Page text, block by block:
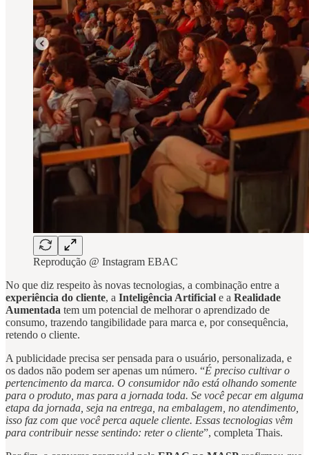
Reprodução @ Instagram EBAC
No que diz respeito às novas tecnologias, a combinação entre a
experiência do cliente, a Inteligência Artificial e a Realidade
Aumentada tem um potencial de melhorar o aprendizado de
consumo, trazendo tangibilidade para marca e, por consequência,
retendo o cliente.
A publicidade precisa ser pensada para o usuário, personalizada, e
os dados não podem ser apenas um número. “É preciso cultivar o
pertencimento da marca. O consumidor não está olhando somente
para o produto, mas para a jornada toda. Se você pecar em alguma
etapa da jornada, seja na entrega, na embalagem, no atendimento,
isso faz com que você perca aquele cliente. Essas tecnologias vêm
para contribuir nesse sentindo: reter o cliente”, completa Thais.